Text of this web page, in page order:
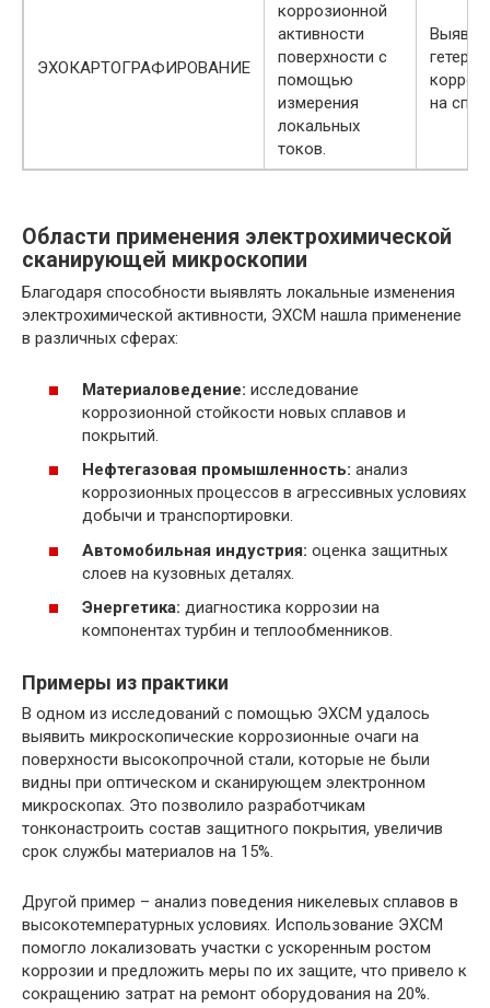
ЭХОКАРТОГРАФИРОВАНИЕ
коррозионной
активности
поверхности с
помощью
измерения
локальных
токов.
на
Области применения электрохимической
сканирующей микроскопии
Благодаря способности выявлять локальные изменения
электрохимической активности, ЭХСМ нашла применение
в различных сферах:
Материаловедение: исследование
коррозионной стойкости новых сплавов и
покрытий.
Нефтегазовая промышленность: анализ
коррозионных процессов в агрессивных условиях
добычи и транспортировки.
Автомобильная индустрия: оценка защитных
слоев на кузовных деталях.
Энергетика: диагностика коррозии на
компонентах турбин и теплообменников.
Примеры из практики
В одном из исследований с помощью ЭХСМ удалось
выявить микроскопические коррозионные очаги на
поверхности высокопрочной стали, которые не были
видны при оптическом и сканирующем электронном
микроскопах. Это позволило разработчикам
тонконастроить состав защитного покрытия, увеличив
срок службы материалов на 15%.
Другой пример – анализ поведения никелевых сплавов в
высокотемпературных условиях. Использование ЭХСМ
помогло локализовать участки с ускоренным ростом
коррозии и предложить меры по их защите, что привело к
сокращению затрат на ремонт оборудования на 20%.